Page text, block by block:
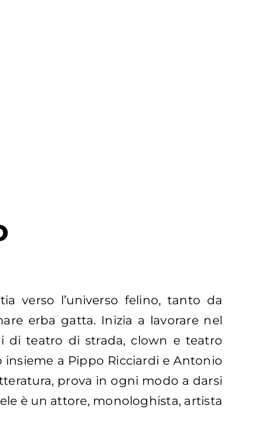
verso l’universo felino, tanto da
erba gatta. Inizia a lavorare nel
di teatro di strada, clown e teatro
a Pippo Ricciardi e Antonio
prova in ogni modo a darsi
è un attore, monologhista, artista